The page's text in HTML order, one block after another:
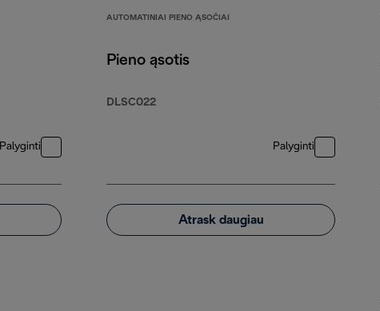
Palyginti
AUTOMATINIAI PIENO ĄSOČIAI
Pieno ąsotis
DLSC022
Palyginti
Atrask daugiau